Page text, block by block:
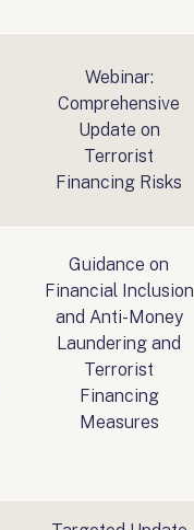
Webinar:
Comprehensive
Update on
Terrorist
Financing Risks
Guidance on
Financial Inclusion
and Anti-Money
Laundering and
Terrorist
Financing
Measures